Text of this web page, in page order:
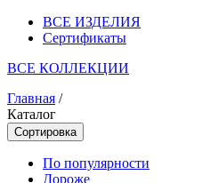
ВСЕ ИЗДЕЛИЯ
Сертификаты
ВСЕ КОЛЛЕКЦИИ
Главная /
Каталог
Сортировка
По популярности
Дороже